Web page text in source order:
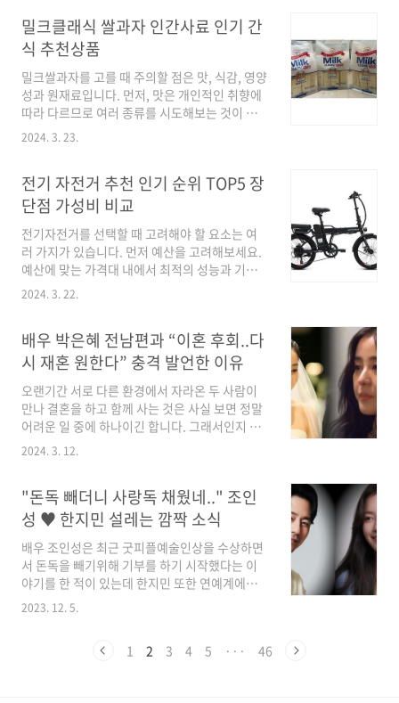
즈를 선택해야 합니다. 또한, 마우스의 성능과 편
의 기능 역시 살펴보는 것이 좋습니다. DPI 조절
기능이나 추가 버튼 등이 있는지 확인해보세요.
마지막으로, 리뷰와 평가를 참고하여 구매 결정
을 내리는 것도 좋은 방법입니다. 이러한 요소들
을 종합적으로 고려하여 GM Air Wireless 마우
스를 선택하면 만족할 가능성이 높을 것입니다.
밀크클래식 쌀과자 인간사료 인기 간
식 추천상품
밀크쌀과자를 고를 때 주의할 점은 맛, 식감, 영양
성과 원재료입니다. 먼저, 맛은 개인적인 취향에
따라 다르므로 여러 종류를 시도해보는 것이 좋
습니다. 또한, 식감은 바삭하거나 쫄깃한 것을 선
건강한 옵션을 선택하는 것이 좋습니다. 마지막
으로, 원재료도 중요한데, 천연 재료를 사용한 제
품을 선호하는 것이 좋습니다. 종합적으로 고를
때는 맛, 식감, 영양성 및 원재료를 고려하여 고르
는 것이 좋습니다. 최신 순위 BEST 밀크클래식
쌀과자 우유맛 22,800원 할인가 밀크 클래식 쌀
과자 8,800원 할인가 밀크 클래식 쌀과자
2024. 3. 23.
전기 자전거 추천 인기 순위 TOP5 장
단점 가성비 비교
전기자전거를 선택할 때 고려해야 할 요소는 여
러 가지가 있습니다. 먼저 예산을 고려해보세요.
예산에 맞는 가격대 내에서 최적의 성능과 기능
을 가진 제품을 찾는 것이 중요합니다. 다음은 사
주행에 적합한 제품을 선택할 수 있습니다. 마지
막으로 배터리 수명과 충전 시간도 중요한 점입
니다. 오랜 시간 주행이 필요한 경우에는 배터리
용량과 주행 거리를 고려하여 최적의 선택을 해
야 합니다. 이러한 요소들을 고려하여 전기자전
거를 선택하면 보다 만족스러운 구매가 가능할
것입니다. 최신 순위 BEST 모토벨로 TX7 DUAL
7..
2024. 3. 22.
배우 박은혜 전남편과 “이혼 후회..다
시 재혼 원한다” 충격 발언한 이유
오랜기간 서로 다른 환경에서 자라온 두 사람이
만나 결혼을 하고 함께 사는 것은 사실 보면 정말
어려운 일 중에 하나이긴 합니다. 그래서인지 연
예인들의 결혼 소식 만큼이나 이혼 소식도 적지
혜 결혼 10년만에 이혼 배우 박은혜는 2008년 연
상의 사업가와 결혼을 한 후 10년의 결혼 생활 끝
에 2018년 이혼 발표를 했습니다. 그런데 그녀는
지속적으로 전 남편과 계속 연락하고 있다고 밝
혀 많은 사람의 관심을 받기도 했는데 두 사람은
왜 이혼 후에도 꾸준히 교류하고 있는 것인지 한
번 알아보겠습니다. 1998년 데뷔한 배우 박은혜
2024. 3. 12.
"돈독 빼더니 사랑독 채웠네.." 조인
성 ♥ 한지민 설레는 깜짝 소식
배우 조인성은 최근 굿피플예술인상을 수상하면
서 돈독을 빼기위해 기부를 하기 시작했다는 이
야기를 한 적이 있는데 한지민 또한 연예계에서
선행이나 기부를 많이 하는 것으로 유명한 여배
이슈 확인하기 >> 1. 조인성 한지민 연탄봉사 봉
2023. 12. 5.
1 2 3 4 5 ··· 46